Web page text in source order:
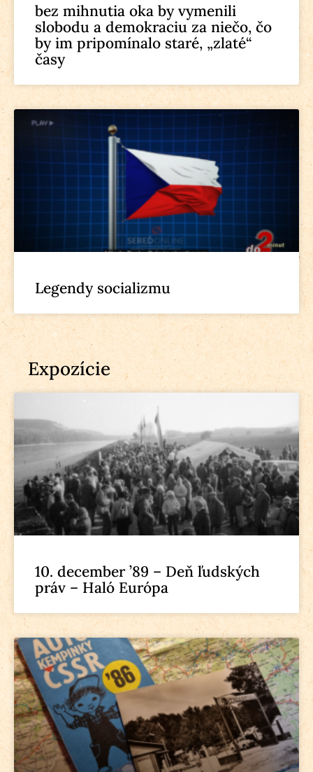
bez mihnutia oka by vymenili
slobodu a demokraciu za niečo, čo
by im pripomínalo staré, „zlaté“
časy
Legendy socializmu
Expozície
10. december ’89 – Deň ľudských
práv – Haló Európa